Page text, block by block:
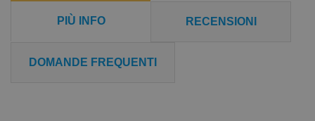
PIÙ INFO RECENSIONI
DOMANDE FREQUENTI